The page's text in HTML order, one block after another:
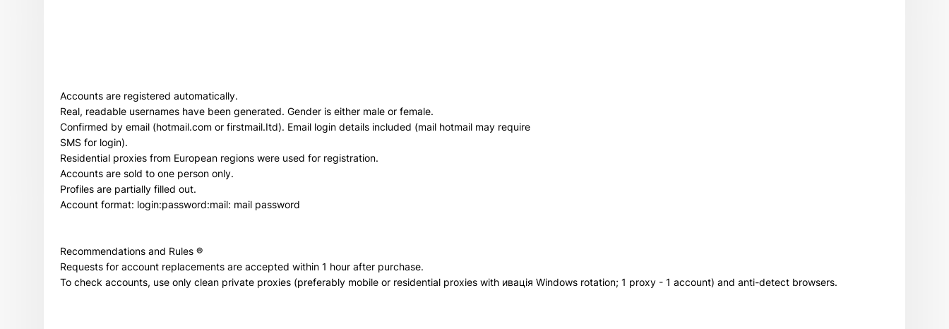
Accounts are registered automatically.
Real, readable usernames have been generated. Gender is either male or female.
Confirmed by email (hotmail.com or firstmail.Itd). Email login details included (mail hotmail may require
SMS for login).
Residential proxies from European regions were used for registration.
Accounts are sold to one person only.
Profiles are partially filled out.
Account format: login:password:mail: mail password
Recommendations and Rules ®
Requests for account replacements are accepted within 1 hour after purchase.
To check accounts, use only clean private proxies (preferably mobile or residential proxies with ивація Windows rotation; 1 proxy - 1 account) and anti-detect browsers.